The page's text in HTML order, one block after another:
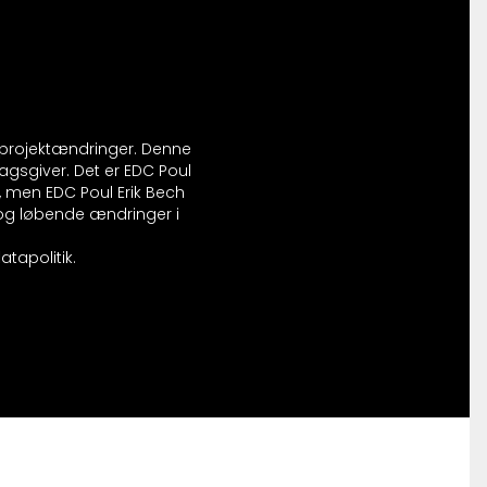
Denne
Det er EDC Poul
EDC Poul Erik Bech
løbende ændringer i